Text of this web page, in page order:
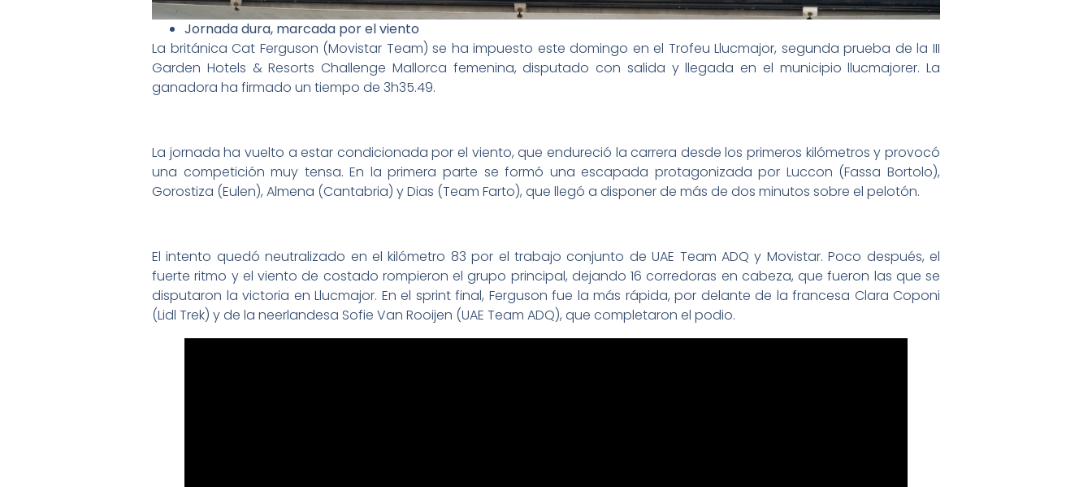
Jornada dura, marcada por el viento
La británica Cat Ferguson (Movistar Team) se ha impuesto este domingo en el Trofeu Llucmajor, segunda prueba de la III
Garden Hotels & Resorts Challenge Mallorca femenina, disputado con salida y llegada en el municipio llucmajorer. La
ganadora ha firmado un tiempo de 3h35.49.
La jornada ha vuelto a estar condicionada por el viento, que endureció la carrera desde los primeros kilómetros y provocó
una competición muy tensa. En la primera parte se formó una escapada protagonizada por Luccon (Fassa Bortolo),
Gorostiza (Eulen), Almena (Cantabria) y Dias (Team Farto), que llegó a disponer de más de dos minutos sobre el pelotón.
El intento quedó neutralizado en el kilómetro 83 por el trabajo conjunto de UAE Team ADQ y Movistar. Poco después, el
fuerte ritmo y el viento de costado rompieron el grupo principal, dejando 16 corredoras en cabeza, que fueron las que se
disputaron la victoria en Llucmajor. En el sprint final, Ferguson fue la más rápida, por delante de la francesa Clara Coponi
(Lidl Trek) y de la neerlandesa Sofie Van Rooijen (UAE Team ADQ), que completaron el podio.